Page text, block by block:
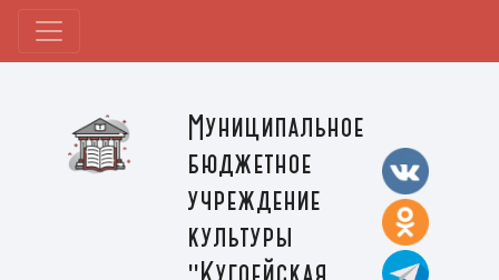
Муниципальное
бюджетное
учреждение
культуры